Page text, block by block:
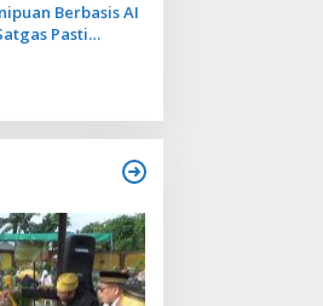
Berbasis AI
Pasti
dan